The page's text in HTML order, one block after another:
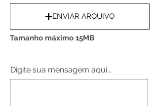
ENVIAR ARQUIVO
Tamanho máximo 15MB
Digite sua mensagem aqui...